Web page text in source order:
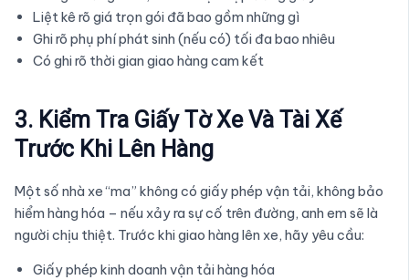
Liệt kê rõ giá trọn gói đã bao gồm những gì
Ghi rõ phụ phí phát sinh (nếu có) tối đa bao nhiêu
Có ghi rõ thời gian giao hàng cam kết
3. Kiểm Tra Giấy Tờ Xe Và Tài Xế
Trước Khi Lên Hàng
Một số nhà xe “ma” không có giấy phép vận tải, không bảo
hiểm hàng hóa – nếu xảy ra sự cố trên đường, anh em sẽ là
người chịu thiệt. Trước khi giao hàng lên xe, hãy yêu cầu:
Giấy phép kinh doanh vận tải hàng hóa